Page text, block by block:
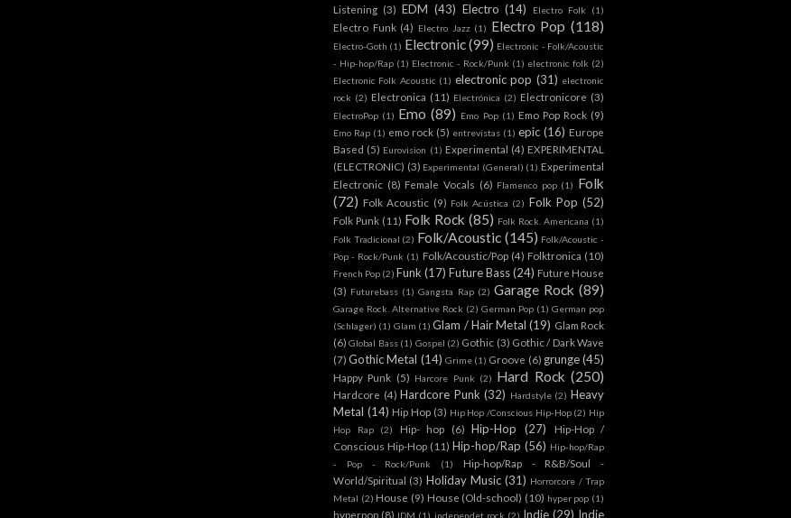
Listening (3) EDM (43) Electro (14) Electro Folk (1)
Electro Funk (4) Electro Jazz (1) Electro Pop (118)
Electro-Goth (1) Electronic(99) Electronic - Folk/Acoustic
- Hip-hop/Rap (1) Electronic - Rock/Punk (1) electronic folk (2)
Electronic Folk Acoustic (1) electronic pop (31) electronic
rock (2) Electronica (11) Electrónica (2) Electronicore (3)
ElectroPop (1) Emo (89) Emo Pop (1) Emo Pop Rock (9)
Emo Rap (1) emo rock (5) entrevistas (1) epic (16) Europe
Based (5) Eurovision (1) Experimental (4) EXPERIMENTAL
(ELECTRONIC) (3) Experimental (General) (1) Experimental
Electronic (8) Female Vocals (6) Flamenco pop (1) Folk
(72) Folk Acoustic (9) Folk Acústica (2) Folk Pop (52)
Folk Punk (11) Folk Rock (85) Folk Rock. Americana (1)
Folk Tradicional (2) Folk/Acoustic (145) Folk/Acoustic -
Pop - Rock/Punk (1) Folk/Acoustic/Pop (4) Folktronica (10)
French Pop (2) Funk (17) Future Bass(24) Future House
(3) Futurebass (1) Gangsta Rap (2) Garage Rock (89)
Garage Rock. Alternative Rock (2) German Pop (1) German pop
(Schlager) (1) Glam (1) Glam / Hair Metal (19) Glam Rock
(6) Global Bass (1) Gospel (2) Gothic (3) Gothic / Dark Wave
(7) Gothic Metal (14) Grime (1) Groove (6) grunge (45)
Happy Punk (5) Harcore Punk (2) Hard Rock (250)
Hardcore (4) Hardcore Punk (32) Hardstyle (2) Heavy
Metal (14) Hip Hop (3) Hip Hop /Conscious Hip-Hop (2) Hip
Hop Rap
(2) Hip- hop (6) Hip-Hop (27)
Hip-Hop /
Conscious Hip-Hop (11) Hip-hop/Rap (56) Hip-hop/Rap
- Pop - Rock/Punk
(1)
Hip-hop/Rap - R&B/Soul -
World/Spiritual (3) Holiday Music (31) Horrorcore / Trap
Metal (2) House (9) House (Old-school) (10) hyper pop (1)
hyperpop (8) IDM (1) independet rock (2) Indie (29) Indie